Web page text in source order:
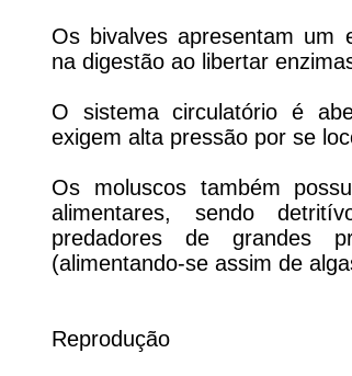
Os bivalves apresentam um
na digestão ao libertar
O sistema circulatório é
exigem alta pressão por se
Os moluscos também
alimentares, sendo
predadores de grandes
(alimentando-se assim de
Reprodução